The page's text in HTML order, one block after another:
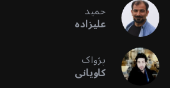
حمید
علیزاده
پژواک
کاویانی